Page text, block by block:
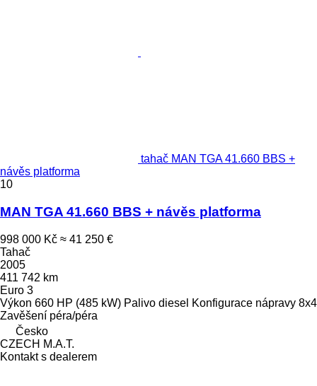
tahač MAN TGA 41.660 BBS +
návěs platforma
10
MAN TGA 41.660 BBS + návěs platforma
998 000 Kč ≈ 41 250 €
Tahač
2005
411 742 km
Euro 3
Výkon 660 HP (485 kW) Palivo diesel Konfigurace nápravy 8x4
Zavěšení péra/péra
Česko
CZECH M.A.T.
Kontakt s dealerem